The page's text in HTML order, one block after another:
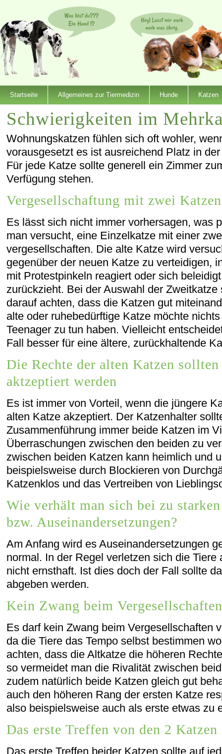
Startseite Allgemeines zur Tiermedizin Hunde Katzen
Schwierigkeiten im
Wohnungskatzen fühlen sich oft wohler,
vorausgesetzt es ist ausreichend Platz in
Für jede Katze sollte generell ein Zimmer
Verfügung stehen.
Vergesellschaftung mit zwei Katzen
Es lässt sich nicht immer vorhersagen, was
man versucht, eine Einzelkatze mit einer
vergesellschaften. Die alte Katze wird
gegenüber der neuen Katze zu verteidigen,
mit Protestpinkeln reagiert oder sich
zurückzieht. Bei der Auswahl der
darauf achten, dass die Katzen gut
alte oder ruhebedürftige Katze möchte
Teenager zu tun haben. Vielleicht
Fall besser für eine ältere, zurückhaltende
Die Rechte der alten Katzen
aktzeptiert werden
Es ist immer von Vorteil, wenn die jüngere
alten Katze akzeptiert. Der Katzenhalter
Zusammenführung immer beide Katzen im
Überraschungen zwischen den beiden zu
zwischen beiden Katzen kann heimlich und
beispielsweise durch Blockieren von
Katzenklos und das Vertreiben von
Wie verhält man sich bei zu
bzw. Auseinandersetzungen?
Am Anfang wird es Auseinandersetzungen
normal. In der Regel verletzen sich die Tiere
nicht ernsthaft. Ist dies doch der Fall sollte
abgeben werden.
Kein Zwang beim
Es darf kein Zwang beim Vergesellschaften
da die Tiere das Tempo selbst bestimmen
achten, dass die Altkatze die höheren
so vermeidet man die Rivalität zwischen
zudem natürlich beide Katzen gleich gut
auch den höheren Rang der ersten Katze
also beispielsweise auch als erste etwas zu
Das erste Treffen von den 2 Katzen
Das erste Treffen beider Katzen sollte auf